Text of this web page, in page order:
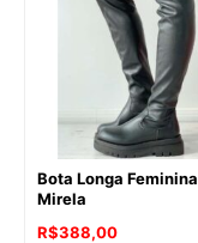
Bota Longa Feminina
Mirela
R$388,00